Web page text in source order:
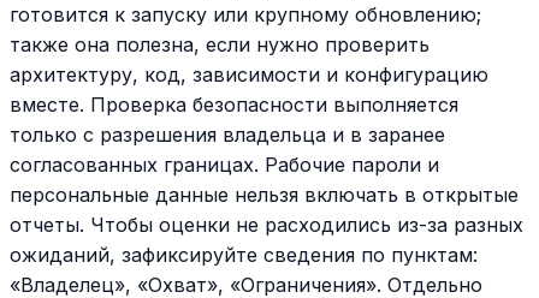
готовится к запуску или крупному обновлению;
также она полезна, если нужно проверить
архитектуру, код, зависимости и конфигурацию
вместе. Проверка безопасности выполняется
только с разрешения владельца и в заранее
согласованных границах. Рабочие пароли и
персональные данные нельзя включать в открытые
отчеты. Чтобы оценки не расходились из-за разных
ожиданий, зафиксируйте сведения по пунктам:
«Владелец», «Охват», «Ограничения». Отдельно